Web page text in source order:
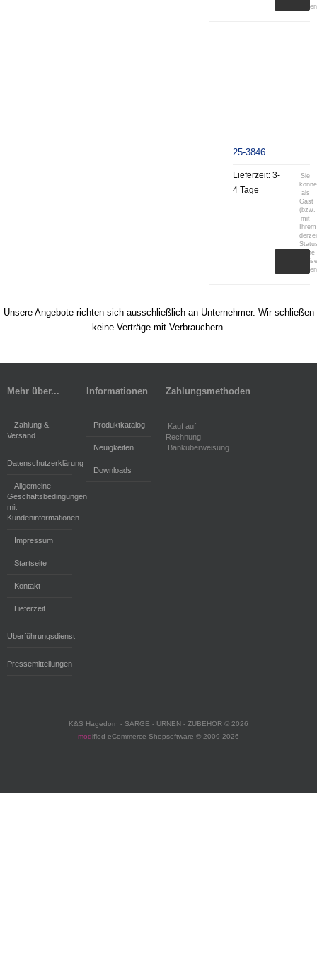
25-3846
Lieferzeit:3-
4 Tage
Sie
als
Gast
(bzw.
mit
Ihrem
keine
Unsere Angebote richten sich ausschließlich an Unternehmer. Wir schließen
keine Verträge mit Verbrauchern.
Mehr über...
Zahlung &
Versand
Datenschutzerklärung
Allgemeine
Geschäftsbedingungen
mit
Kundeninformationen
Impressum
Startseite
Kontakt
Lieferzeit
Überführungsdienst
Pressemitteilungen
Informationen
Produktkatalog
Neuigkeiten
Downloads
Zahlungsmethoden
Kauf auf
Rechnung
Banküberweisung
K&S Hagedorn - SÄRGE - URNEN - ZUBEHÖR © 2026
modified eCommerce Shopsoftware © 2009-2026